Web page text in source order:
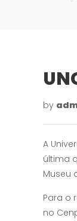
by
A
última
Museu
Para o
no